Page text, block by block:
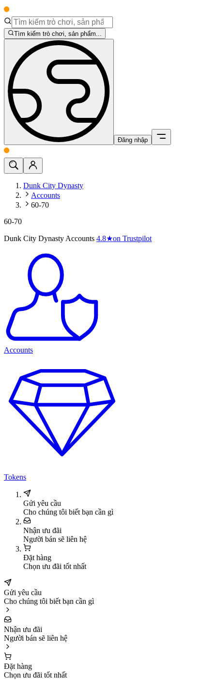
Tìm kiếm trò chơi, sản phẩm...
Đăng nhập
Dunk City Dynasty
Accounts
60-70
60-70
Dunk City Dynasty Accounts 4.8★on Trustpilot
Accounts
Tokens
Gửi yêu cầu
Cho chúng tôi biết bạn cần gì
Nhận ưu đãi
Người bán sẽ liên hệ
Đặt hàng
Chọn ưu đãi tốt nhất
Gửi yêu cầu
Cho chúng tôi biết bạn cần gì
Nhận ưu đãi
Người bán sẽ liên hệ
Đặt hàng
Chọn ưu đãi tốt nhất